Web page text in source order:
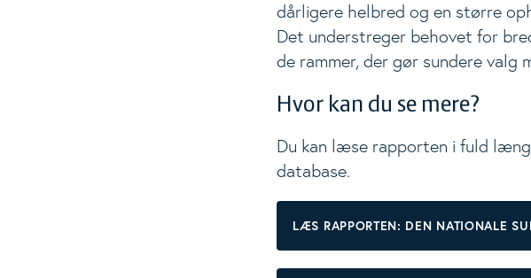
dårligere helbred og en større
Det understreger behovet for
de rammer, der gør sundere valg
Hvor kan du se mere?
Du kan læse rapporten i fuld
database.
LÆS RAPPORTEN: DEN NATIONALE